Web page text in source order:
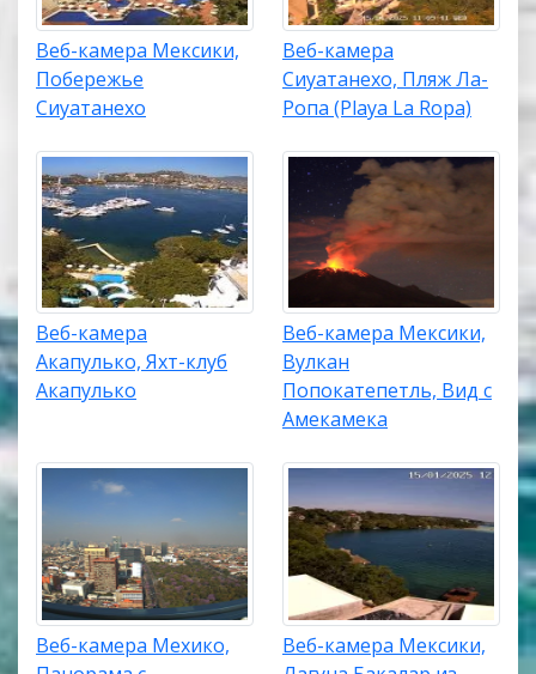
Веб-камера Мексики,
Побережье
Сиуатанехо
Веб-камера
Сиуатанехо, Пляж Ла-
Ропа (Playa La Ropa)
Веб-камера
Акапулько, Яхт-клуб
Акапулько
Веб-камера Мексики,
Вулкан
Попокатепетль, Вид с
Амекамека
Веб-камера Мехико,
Веб-камера Мексики,